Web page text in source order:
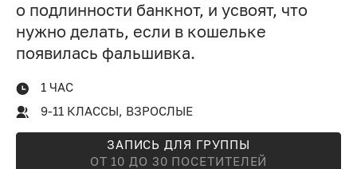
о подлинности банкнот, и усвоят, что
нужно делать, если в кошельке
появилась фальшивка.
1 ЧАС
9-11 КЛАССЫ, ВЗРОСЛЫЕ
ЗАПИСЬ ДЛЯ ГРУППЫ
ОТ 10 ДО 30 ПОСЕТИТЕЛЕЙ